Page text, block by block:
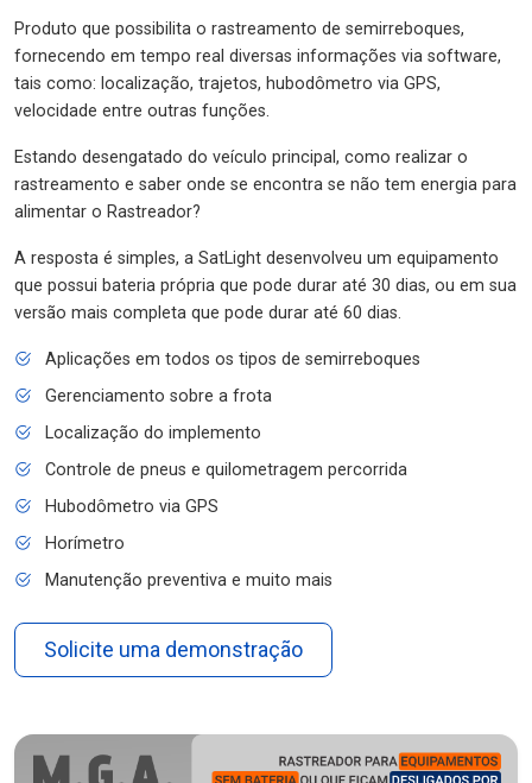
Produto que possibilita o rastreamento de semirreboques,
fornecendo em tempo real diversas informações via software,
tais como: localização, trajetos, hubodômetro via GPS,
velocidade entre outras funções.
Estando desengatado do veículo principal, como realizar o
rastreamento e saber onde se encontra se não tem energia para
alimentar o Rastreador?
A resposta é simples, a SatLight desenvolveu um equipamento
que possui bateria própria que pode durar até 30 dias, ou em sua
versão mais completa que pode durar até 60 dias.
Aplicações em todos os tipos de semirreboques
Gerenciamento sobre a frota
Localização do implemento
Controle de pneus e quilometragem percorrida
Hubodômetro via GPS
Horímetro
Manutenção preventiva e muito mais
Solicite uma demonstração